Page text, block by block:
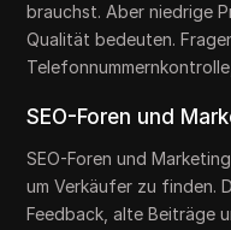
brauchst. Aber niedrige
Qualität bedeuten.
SEO-Foren und
SEO-Foren und
um Verkäufer zu finden.
Feedback, alte Beiträge